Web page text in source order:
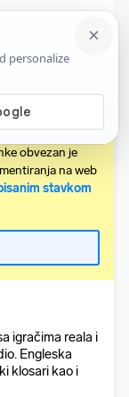
Relevantni
obvezan je
na web
stavkom
igračima reala i
Engleska
klosari kao i